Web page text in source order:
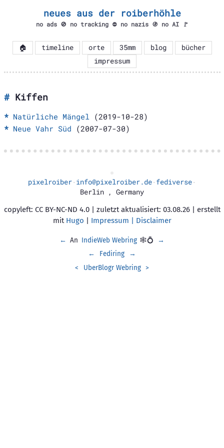
neues aus der roiberhöhle
no ads 🚫 no tracking ⛔ no nazis 🚯 no AI 🚩
🏠 timeline orte 35mm blog
bücher
impressum
Kiffen
Natürliche Mängel(2019-10-28)
Neue Vahr Süd (2007-07-30)
pixelroiber· info@pixelroiber.de· fediverse·
Berlin , Germany
copyleft: CC BY-NC-ND 4.0 | zuletzt aktualisiert: 03.08.26 | erstellt
mit Hugo | Impressum | Disclaimer
← An IndieWeb Webring 🕸💍
→
←
Fediring
→
<
UberBlogr Webring >